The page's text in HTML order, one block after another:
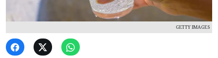
GETTY IMAGES